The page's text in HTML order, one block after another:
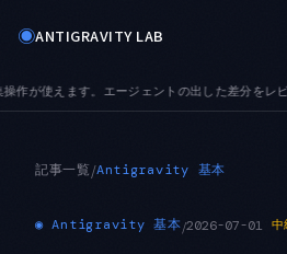
◉ANTIGRAVITY LAB
レビューしながら直接手を入れられます●
記事一覧/Antigravity 基本
◉ Antigravity 基本/2026-07-01 中